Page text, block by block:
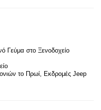
Γεύμα στο Ξενοδοχείο
το Πρωί, Εκδρομές Jeep